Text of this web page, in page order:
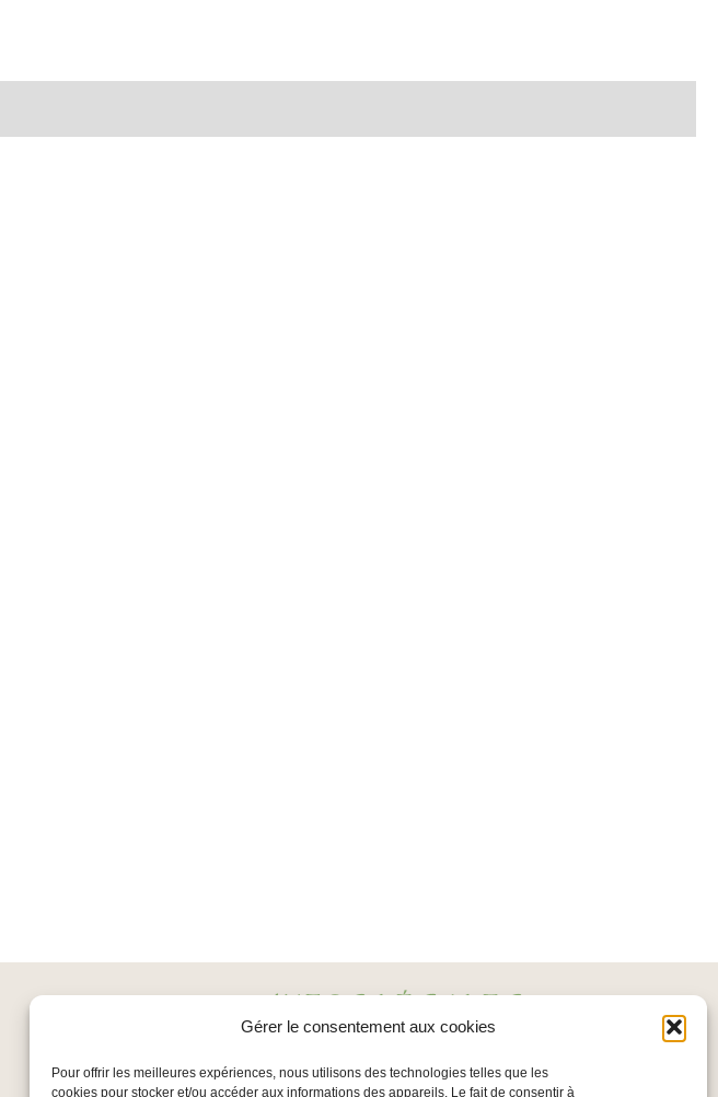
Gérer le consentement aux cookies
Pour offrir les meilleures expériences, nous utilisons des technologies telles que les
cookies pour stocker et/ou accéder aux informations des appareils. Le fait de consentir à
INFOS LÉGALES
Politique de confidentialité